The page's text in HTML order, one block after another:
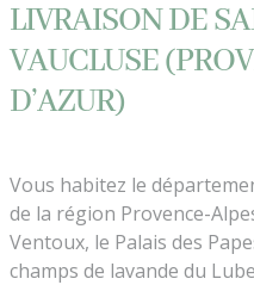
LIVRAISON DE
VAUCLUSE
D’AZUR)
Vous habitez le
de la région Provence-
Ventoux, le Palais des
champs de lavande du